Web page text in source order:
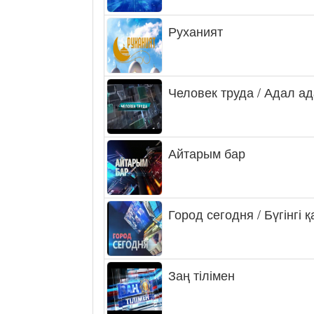
Руханият
Человек труда / Адал
Айтарым бар
Город сегодня / Бүгінгі
Заң тілімен